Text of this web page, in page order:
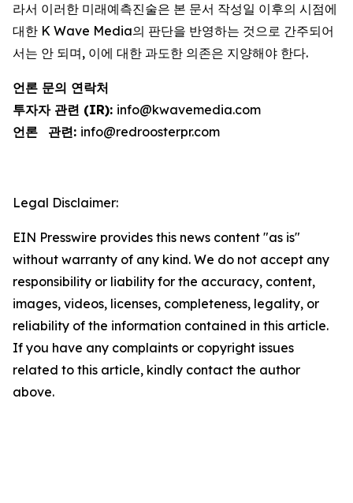
라서 이러한 미래예측진술은 본 문서 작성일 이후의 시점에
대한 K Wave Media의 판단을 반영하는 것으로 간주되어
서는 안 되며, 이에 대한 과도한 의존은 지양해야 한다.
언론 문의 연락처
투자자 관련 (IR): info@kwavemedia.com
언론
관련: info@redroosterpr.com
Legal Disclaimer:
EIN Presswire provides this news content "as is"
without warranty of any kind. We do not accept any
responsibility or liability for the accuracy, content,
images, videos, licenses, completeness, legality, or
reliability of the information contained in this article.
If you have any complaints or copyright issues
related to this article, kindly contact the author
above.